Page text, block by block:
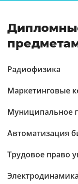
Радиофизика
Маркетинговые
Муниципальное
Автоматизация
Трудовое право
Электродинамика